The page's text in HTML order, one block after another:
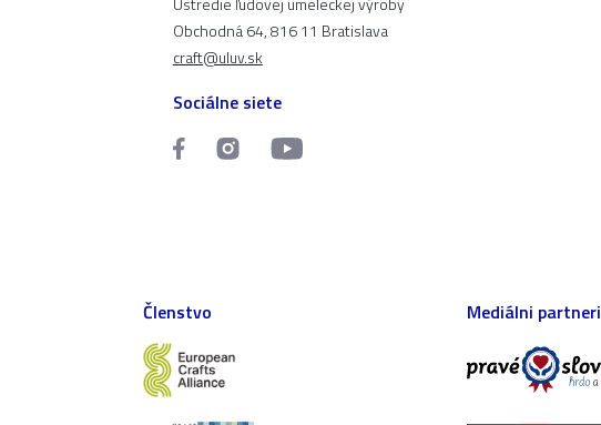
Obchodná 64, 816 11 Bratislava
craft@uluv.sk
Sociálne siete
Členstvo Mediálni partneri